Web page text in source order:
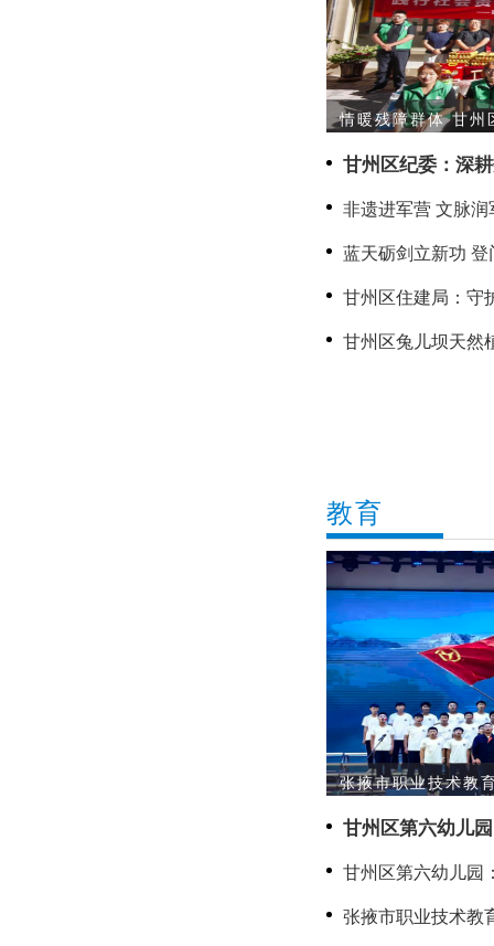
情暖残障群体 甘州
甘州区纪委：深
治监督提质增效
非遗进军营 文脉
双拥·共传文脉守
蓝天砺剑立新功
二等功军人家庭送
甘州区住建局：守
甘州区兔儿坝天然
教育
张掖市职业技术教
甘州区第六幼儿园：
聚力成长
甘州区第六幼儿园
心
张掖市职业技术教